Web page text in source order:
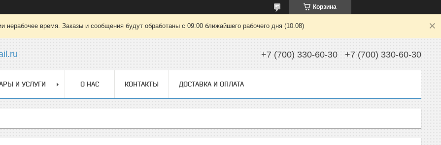
Корзина
нерабочее время. Заказы и сообщения будут обработаны с 09:00 ближайшего рабочего дня (10.08)
+7 (700) 330-60-30 +7 (700) 330-60-30
И УСЛУГИ О НАС КОНТАКТЫ ДОСТАВКА И ОПЛАТА